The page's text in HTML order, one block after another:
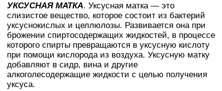
УКСУСНАЯ МАТКА. Уксусная матка — это
слизистое вещество, которое состоит из бактерий
уксуснокислых и целлюлозы. Развивается она при
брожении спиртосодержащих жидкостей, в процессе
которого спирты превращаются в уксусную кислоту
при помощи кислорода из воздуха. Уксусную матку
добавляют в сидр, вина и другие
алкоголесодержащие жидкости с целью получения
уксуса.